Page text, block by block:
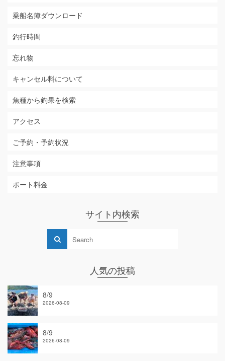
乗船名簿ダウンロード
釣行時間
忘れ物
キャンセル料について
魚種から釣果を検索
アクセス
ご予約・予約状況
注意事項
ボート料金
サイト内検索
人気の投稿
8/9
2026-08-09
8/9
2026-08-09